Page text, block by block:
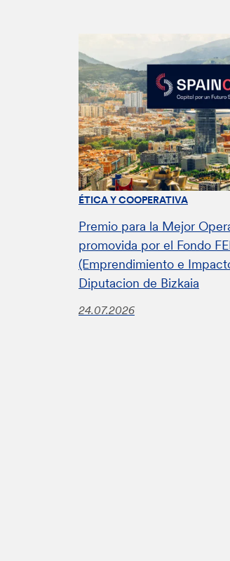
ÉTICA Y COOPERATIVA
Premio para la Mejor
promovida por el Fondo
(Emprendimiento e
Diputacion de Bizkaia
24.07.2026